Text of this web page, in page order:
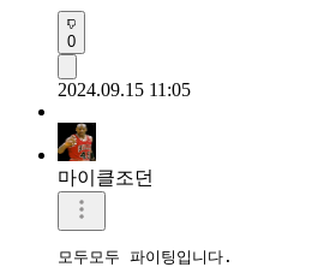
0
2024.09.15 11:05
마이클조던
모두모두 파이팅입니다.